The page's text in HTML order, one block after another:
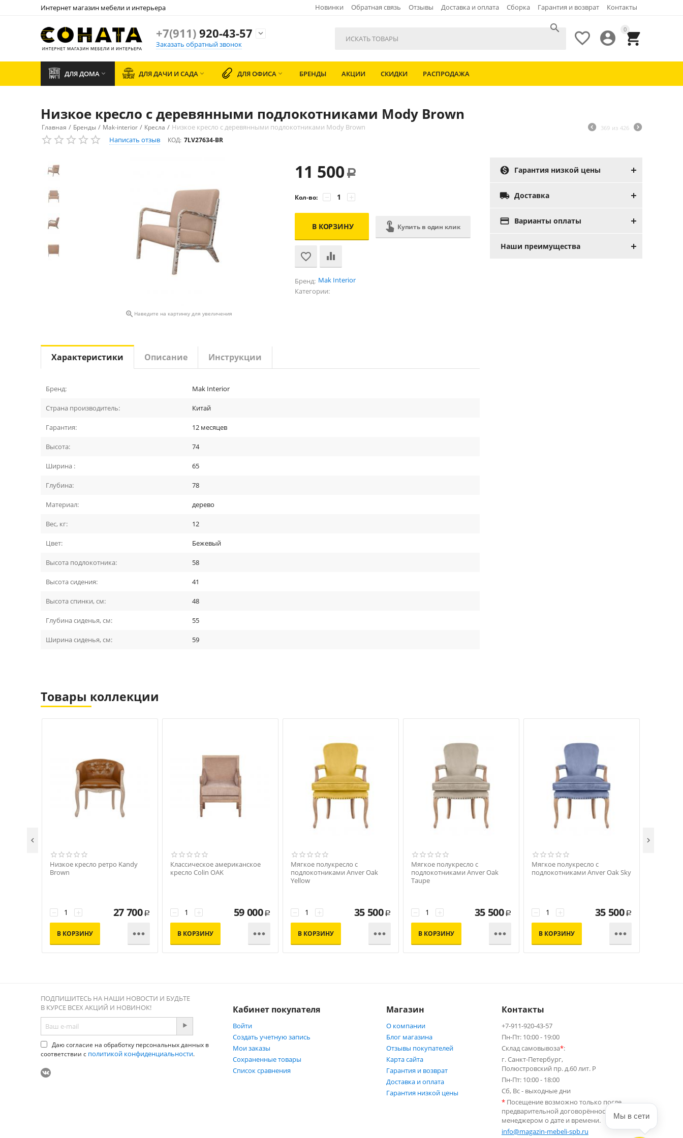
Интернет магазин мебели и интерьера Новинки Обратная связь Отзывы Доставка и оплата Сборка Гарантия и возврат Контакты
+7(911)920-43-57

Заказать обратный звонок
0



ДЛЯ ДОМА  ДЛЯ ДАЧИ И САДА  ДЛЯ ОФИСА  БРЕНДЫ АКЦИИ СКИДКИ РАСПРОДАЖА
Низкое кресло с деревянными подлокотниками Mody Brown
Главная / Бренды / Mak-interior / Кресла / Низкое кресло с деревянными подлокотниками Mody Brown 369 из 426
Написать отзыв КОД: 7LV27634-BR
 Наведите на картинку для увеличения
11 500 Р
Кол-во: +
−
В КОРЗИНУ Купить в один клик
Бренд: Mak Interior
Категории:
 Гарантия низкой цены
 Доставка
 Варианты оплаты
Наши преимущества
Характеристики Описание Инструкции
Бренд: Mak Interior
Страна производитель: Китай
Гарантия: 12 месяцев
Высота: 74
Ширина : 65
Глубина: 78
Материал: дерево
Вес, кг: 12
Цвет: Бежевый
Высота подлокотника: 58
Высота сидения: 41
Высота спинки, см: 48
Глубина сиденья, см: 55
Ширина сиденья, см: 59
Товары коллекции
Низкое кресло ретро Kandy
Brown
+
− 27 700 Р
В КОРЗИНУ 
Классическое американское
кресло Colin OAK
+
− 59 000 Р
В КОРЗИНУ 
Мягкое полукресло с
подлокотниками Anver Oak
Yellow
+
− 35 500 Р
В КОРЗИНУ 
Мягкое полукресло с
подлокотниками Anver Oak
Taupe
+
− 35 500 Р
В КОРЗИНУ 
Мягкое полукресло с
подлокотниками Anver Oak Sky
+
− 35 500 Р
В КОРЗИНУ 
 
ПОДПИШИТЕСЬ НА НАШИ НОВОСТИ И БУДЬТЕ
В КУРСЕ ВСЕХ АКЦИЙ И НОВИНОК!
Даю согласие на обработку персональных данных в
соответствии с политикой конфиденциальности.
Кабинет покупателя
Войти
Создать учетную запись
Мои заказы
Сохраненные товары
Список сравнения
Магазин
О компании
Блог магазина
Отзывы покупателей
Карта сайта
Гарантия и возврат
Доставка и оплата
Гарантия низкой цены
Контакты
+7-911-920-43-57
Пн-Пт: 10:00 - 19:00
Склад самовывоза*:
г. Санкт-Петербург,
Полюстровский пр. д.60 лит. Р
Пн-Пт: 10:00 - 18:00
Сб, Вс - выходные дни
*Посещение возможно только после
предварительной договорённости с
менеджером о дате и времени.
info@magazin-mebeli-spb.ru
Мы в сети